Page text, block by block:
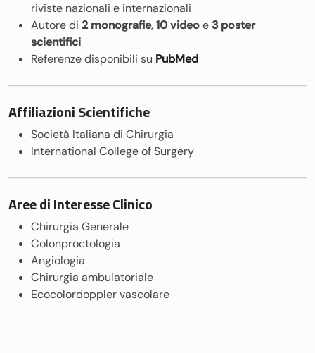
riviste nazionali e internazionali
Autore di 2 monografie,10 videoe3 poster
scientifici
Referenze disponibili su PubMed
Affiliazioni Scientifiche
Società Italiana di Chirurgia
International College of Surgery
Aree di Interesse Clinico
Chirurgia Generale
Colonproctologia
Angiologia
Chirurgia ambulatoriale
Ecocolordoppler vascolare